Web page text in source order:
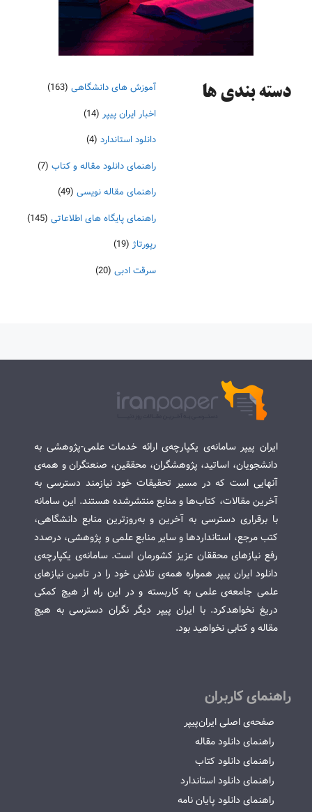
دسته‌ بندی ها آموزش های دانشگاهی (163)
اخبار ایران پیپر (14)
دانلود استاندارد (4)
راهنمای دانلود مقاله و کتاب (7)
راهنمای مقاله نویسی (49)
راهنمای پایگاه های اطلاعاتی (145)
رپورتاژ (19)
سرقت ادبی (20)
ایران پیپر سامانه‌ی یکپارچه‌ی ارائه خدمات علمی-پژوهشی به
دانشجویان، اساتید، پژوهشگران، محققین، صنعتگران و همه‌ی
آنهایی است که در مسیر تحقیقات خود نیازمند دسترسی به
آخرین مقالات، کتاب‌ها و منابع منتشرشده هستند. این سامانه
با برقراری دسترسی به آخرین و به‌روزترین منابع دانشگاهی،
کتب مرجع، استانداردها و سایر منابع علمی و پژوهشی، درصدد
رفع نیازهای محققان عزیز کشورمان است. سامانه‌ی یکپارچه‌ی
دانلود ایران پیپر همواره همه‌ی تلاش خود را در تامین نیازهای
علمی جامعه‌ی علمی به کاربسته و در این راه از هیچ کمکی
دریغ نخواهدکرد. با ایران پیپر دیگر نگران دسترسی به هیچ
مقاله و کتابی نخواهید بود.
راهنمای کاربران
صفحه‌ی اصلی ایران‌پیپر
راهنمای دانلود مقاله
راهنمای دانلود کتاب
راهنمای دانلود استاندارد
راهنمای دانلود پایان نامه